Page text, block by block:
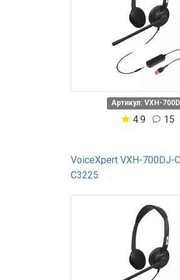
Артикул: VXH-
4.9 15
VoiceXpert VXH-700DJ-
C3225